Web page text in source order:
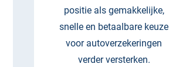
positie als gemakkelijke,
snelle en betaalbare keuze
voor autoverzekeringen
verder versterken.